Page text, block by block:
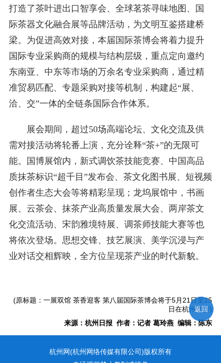
打造了茶叶进出口智享会、全球茗茶寻味地图、国
际茶器文化融合展等品牌活动，为文明互鉴搭建桥
梁。为促进高效对接，本届国际茶博会将着力提升
国际专业采购商的规模与结构层级，重点定向邀约
东南亚、中东等市场的万余名专业采购商，通过精
准贸易匹配、专题采购对接等机制，构建起“展、
洽、交”一体的全链条国际合作体系。
展会期间，超过50场高端论坛、文化交流及供
需对接活动将轮番上演，充分诠释“茶+”的无限可
能。国博展馆内，新式调饮茶技能竞赛、中国高品
质抹茶标识“超千目”发布会、茶文化图书展、短视频
创作者生态大会等将精彩呈现；龙坞展馆中，书画
展、云茶会、抹茶产业高质量发展大会、两岸茶文
化交流活动、宋韵雅境特展、调茶师技能大赛等也
将依次登场。思想交锋、技艺展演、美学沉浸与产
业对话交相辉映，全方位呈现茶产业的时代新貌。
(原标题：一展双馆 茶香迎客 第八届国际茶博会将于5月21日至25
日在杭州举行)
来源：杭州日报 作者：记者 葛玲燕 编辑：陈东
杭州网(杭州网络传媒有限公司)版权所有
返回